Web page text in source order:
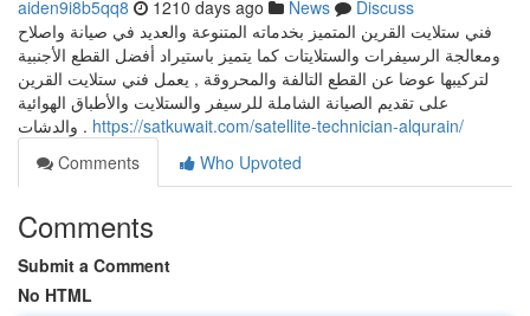
aiden9i8b5qq8 1210 days ago News
Discuss
فني ستلايت القرين المتميز بخدماته المتنوعة والعديد في صيانة واصلاح
ومعالجة الرسيفرات والستلايتات كما يتميز باستيراد أفضل القطع الأجنبية
لتركيبها عوضا عن القطع التالفة والمحروقة , يعمل فني ستلايت القرين
على تقديم الصيانة الشاملة للرسيفر والستلايت والأطباق الهوائية
والدشات . https://satkuwait.com/satellite-technician-alqurain/
Comments
Who Upvoted
Comments
Submit a Comment
No HTML